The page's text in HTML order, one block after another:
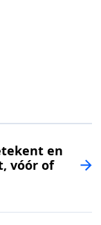
en
vóór of